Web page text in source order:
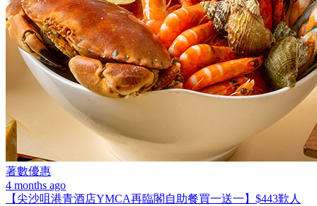
著數優惠
4 months ago
【尖沙咀港青酒店YMCA再臨閣自助餐買一送一】$443歎人